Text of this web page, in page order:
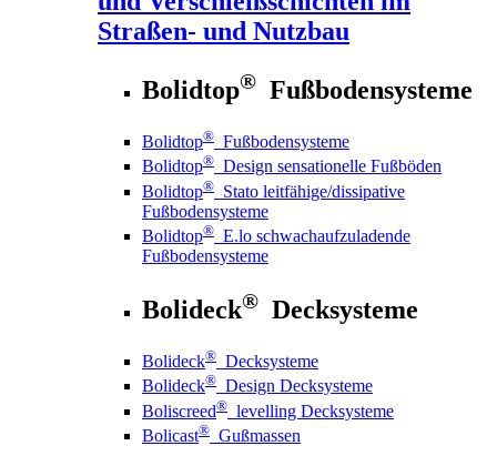
Straßen- und Nutzbau
Bolidtop® Fußbodensysteme
Bolidtop® Fußbodensysteme
Bolidtop® Design sensationelle Fußböden
Bolidtop® Stato leitfähige/dissipative
Fußbodensysteme
Bolidtop® E.lo schwachaufzuladende
Fußbodensysteme
Bolideck® Decksysteme
Bolideck® Decksysteme
Bolideck® Design Decksysteme
Boliscreed® levelling Decksysteme
Bolicast® Gußmassen